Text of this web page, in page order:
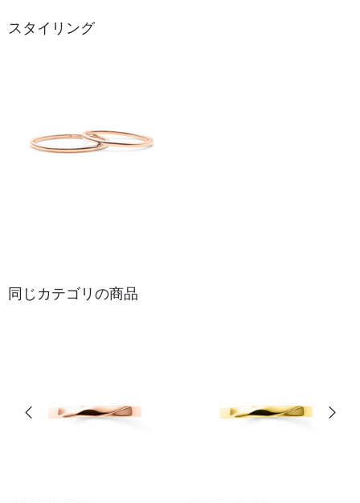
スタイリング
同じカテゴリの商品